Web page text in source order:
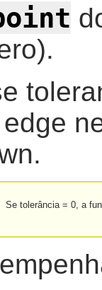
Se tolerância = 0, a